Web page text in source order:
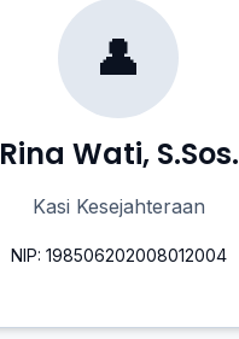
👤
Rina Wati, S.Sos.
Kasi Kesejahteraan
NIP: 198506202008012004